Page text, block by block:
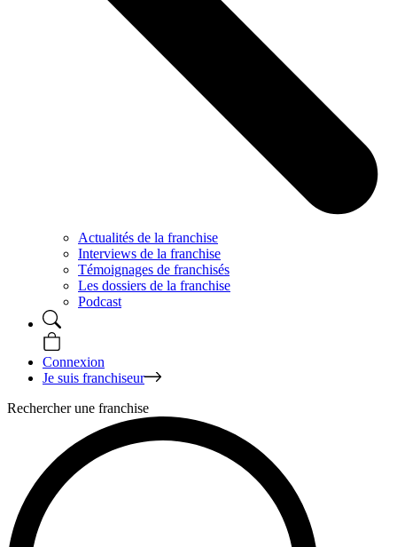
Actualités de la franchise
Interviews de la franchise
Témoignages de franchisés
Les dossiers de la franchise
Podcast
Connexion
Je suis franchiseur
Rechercher une franchise